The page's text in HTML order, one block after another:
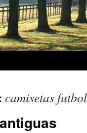
camisetas